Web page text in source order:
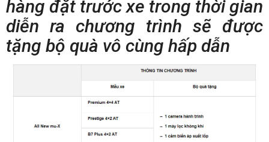
hàng đặt trước xe trong thời gian
diễn ra chương trình sẽ được
tặng bộ quà vô cùng hấp dẫn